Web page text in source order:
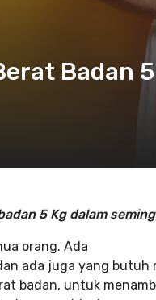
Badan
5 Kg dalam
orang. Ada
ada juga yang butuh
badan, untuk